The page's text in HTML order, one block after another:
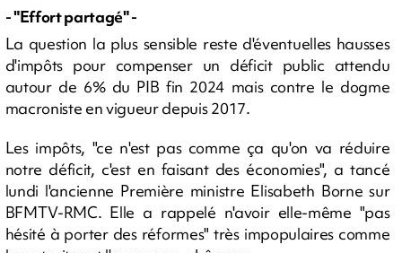
- "Effort partagé" -
La question la plus sensible reste d'éventuelles hausses
d'impôts pour compenser un déficit public attendu
autour de 6% du PIB fin 2024 mais contre le dogme
macroniste en vigueur depuis 2017.
Les impôts, "ce n'est pas comme ça qu'on va réduire
notre déficit, c'est en faisant des économies", a tancé
lundi l'ancienne Première ministre Elisabeth Borne sur
BFMTV-RMC. Elle a rappelé n'avoir elle-même "pas
hésité à porter des réformes" très impopulaires comme